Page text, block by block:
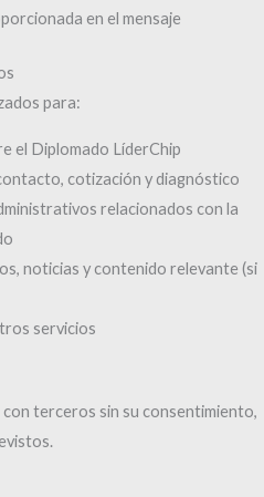
en el mensaje
para:
el Diplomado LíderChip
cotización y diagnóstico
relacionados con la
noticias y contenido relevante (si
servicios
terceros sin su consentimiento,